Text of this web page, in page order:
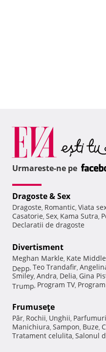
Urmareste-ne pe
Dragoste & Sex
Dragoste, Romantic, Viata
Casatorie, Sex, Kama Sutra,
Declaratii de dragoste
Divertisment
Meghan Markle, Kate
Depp, Teo Trandafir,
Smiley, Andra, Delia, Gina
Trump, Program TV,
Frumuseţe
Păr, Rochii, Unghii, Parfumuri
Manichiura, Sampon, Buze,
Tratament celulita, Salonul